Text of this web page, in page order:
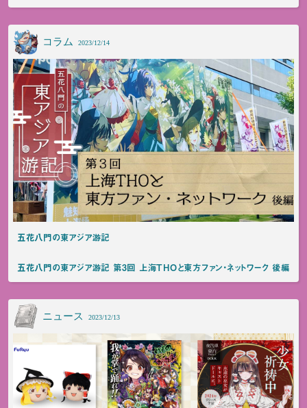
コラム 2023/12/14
五花八門の東アジア游記
五花八門の東アジア游記 第3回 上海THOと東方ファン・ネットワーク 後編
ニュース 2023/12/13